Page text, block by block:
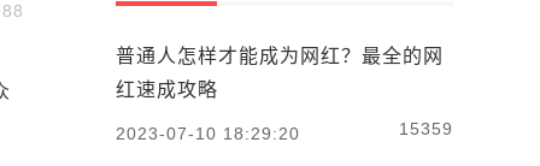
普通人怎样才能成为网红？最全的网
红速成攻略
2023-07-10 18:29:20 15359